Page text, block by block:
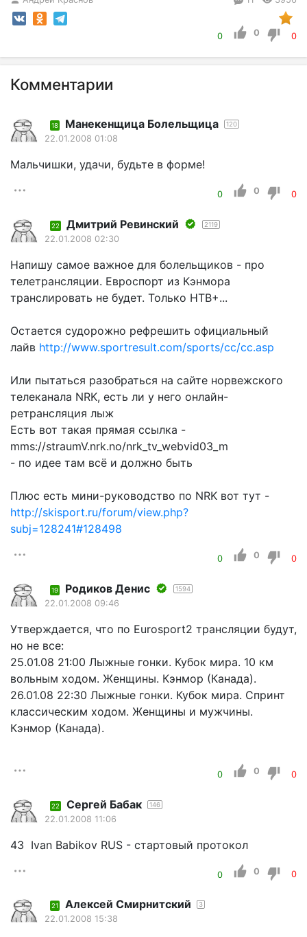
0 0 0
Комментарии
18 Манекенщица Болельщица 120
22.01.2008 01:08
Мальчишки, удачи, будьте в форме!
0 0 0
22 Дмитрий Ревинский 2119
22.01.2008 02:30
Напишу самое важное для болельщиков - про
телетрансляции. Евроспорт из Кэнмора
транслировать не будет. Только НТВ+...
Остается судорожно рефрешить официальный
лайв http://www.sportresult.com/sports/cc/cc.asp
Или пытаться разобраться на сайте норвежского
телеканала NRK, есть ли у него онлайн-
ретрансляция лыж
Есть вот такая прямая ссылка -
mms://straumV.nrk.no/nrk_tv_webvid03_m
- по идее там всё и должно быть
Плюс есть мини-руководство по NRK вот тут -
http://skisport.ru/forum/view.php?
subj=128241#128498
0 0 0
19 Родиков Денис 1594
22.01.2008 09:46
Утверждается, что по Eurosport2 трансляции будут,
но не все:
25.01.08 21:00 Лыжные гонки. Кубок мира. 10 км
вольным ходом. Женщины. Кэнмор (Канада).
26.01.08 22:30 Лыжные гонки. Кубок мира. Спринт
классическим ходом. Женщины и мужчины.
Кэнмор (Канада).
0 0 0
22 Сергей Бабак 146
22.01.2008 11:06
43 Ivan Babikov RUS - стартовый протокол
0 0 0
21 Алексей Смирнитский 3
22.01.2008 15:38